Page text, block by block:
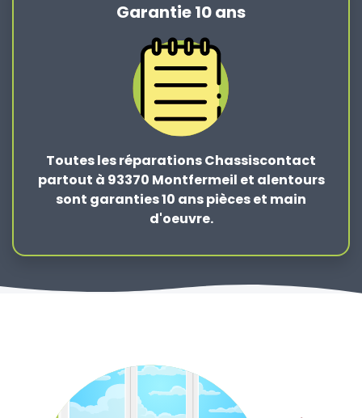
Garantie 10 ans
Toutes les réparations Chassiscontact
partout à 93370 Montfermeil et alentours
sont garanties 10 ans pièces et main
d'oeuvre.